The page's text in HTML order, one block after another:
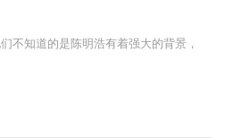
不知道的是陈明浩有着强大的背景，